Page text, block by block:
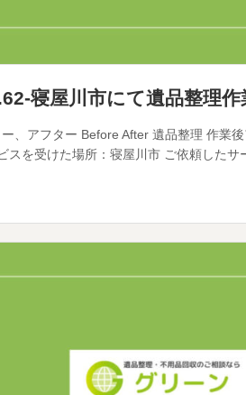
寝屋川市にて遺品整理
、アフター Before After 遺品整理 作業
スを受けた場所：寝屋川市 ご依頼した